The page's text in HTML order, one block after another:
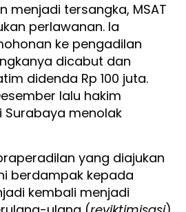
menjadi tersangka, MSAT
perlawanan. Ia
ke pengadilan
dicabut dan
didenda Rp 100 juta.
lalu hakim
Surabaya menolak
yang diajukan
berdampak kepada
kembali menjadi